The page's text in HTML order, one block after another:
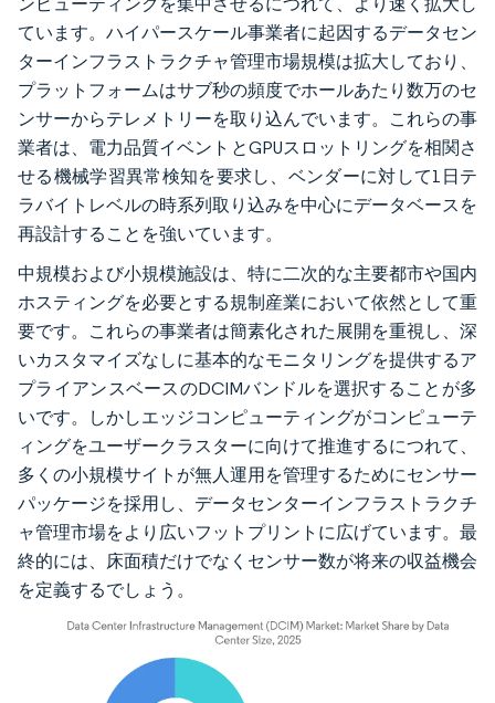
ています。ハイパースケール事業者に起因するデータセン
ターインフラストラクチャ管理市場規模は拡大しており、
プラットフォームはサブ秒の頻度でホールあたり数万のセ
ンサーからテレメトリーを取り込んでいます。これらの事
業者は、電力品質イベントとGPUスロットリングを相関さ
せる機械学習異常検知を要求し、ベンダーに対して1日テ
ラバイトレベルの時系列取り込みを中心にデータベースを
再設計することを強いています。
中規模および小規模施設は、特に二次的な主要都市や国内
ホスティングを必要とする規制産業において依然として重
要です。これらの事業者は簡素化された展開を重視し、深
いカスタマイズなしに基本的なモニタリングを提供するア
プライアンスベースのDCIMバンドルを選択することが多
いです。しかしエッジコンピューティングがコンピューテ
ィングをユーザークラスターに向けて推進するにつれて、
多くの小規模サイトが無人運用を管理するためにセンサー
パッケージを採用し、データセンターインフラストラクチ
ャ管理市場をより広いフットプリントに広げています。最
終的には、床面積だけでなくセンサー数が将来の収益機会
を定義するでしょう。